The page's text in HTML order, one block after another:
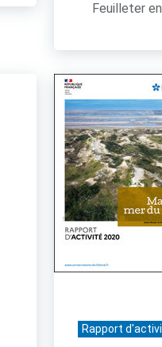
Feuilleter
Rapport